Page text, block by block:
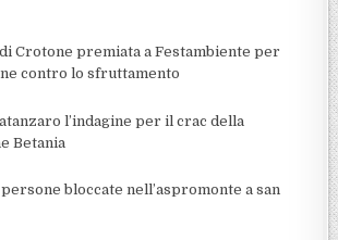
Crotone premiata a Festambiente per
contro lo sfruttamento
l’indagine per il crac della
Betania
persone bloccate nell’aspromonte a san